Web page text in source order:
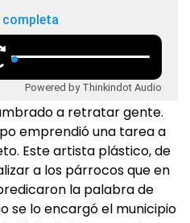
completa
Powered by Thinkindot Audio
a retratar gente.
emprendió una tarea a
Este artista plástico, de
a los párrocos que en
la palabra de
se lo encargó el municipio